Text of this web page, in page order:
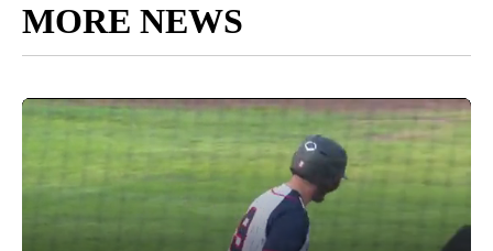
MORE NEWS